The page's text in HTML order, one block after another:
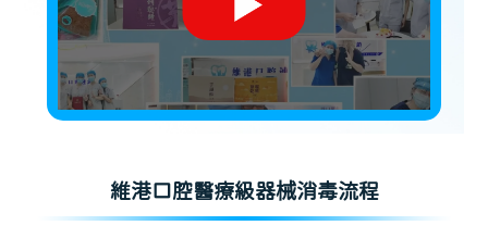
維港口腔醫療級器械消毒流程